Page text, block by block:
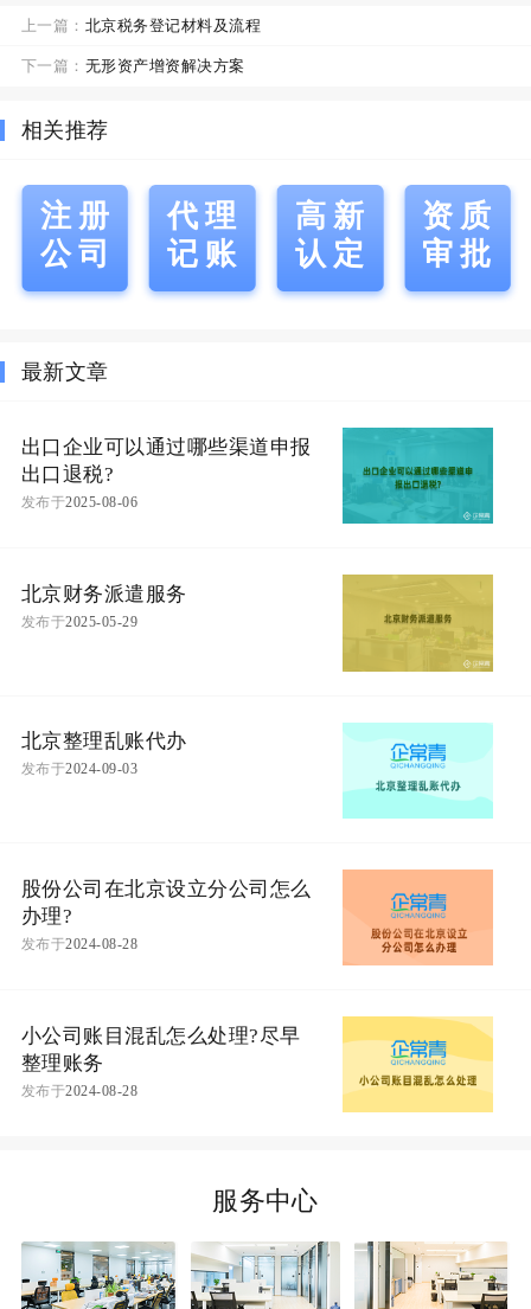
上一篇： 北京税务登记材料及流程
下一篇： 无形资产增资解决方案
相关推荐
注册
公司
代理
记账
高新
认定
资质
审批
最新文章
出口企业可以通过哪些渠道申报
出口退税?
发布于2025-08-06
北京财务派遣服务
发布于2025-05-29
北京整理乱账代办
发布于2024-09-03
股份公司在北京设立分公司怎么
办理?
发布于2024-08-28
小公司账目混乱怎么处理?尽早
整理账务
发布于2024-08-28
服务中心